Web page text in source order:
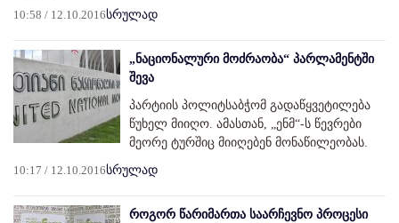
10:58 / 12.10.2016სრულად
„ნაციონალური მოძრაობა“ პარლამენტში
შევა
პარტიის პოლიტსაბჭომ გადაწყვეტილება
წუხელ მიიღო. ამასთან, „ენმ“-ს წევრები
მეორე ტურშიც მიიღებენ მონაწილეობას.
10:17 / 12.10.2016სრულად
როგორ წარიმართა საარჩევნო პროცესი